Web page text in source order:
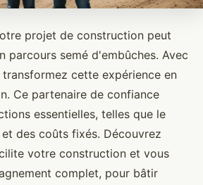
projet de construction peut
parcours semé d'embûches. Avec
transformez cette expérience en
Ce partenaire de confiance
essentielles, telles que le
des coûts fixés. Découvrez
votre construction et vous
complet, pour bâtir